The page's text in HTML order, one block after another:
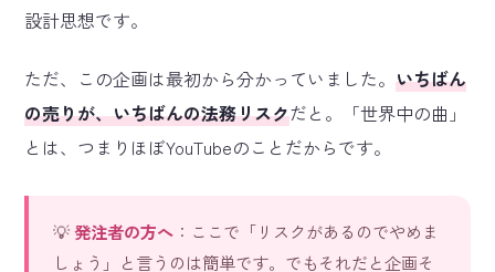
設計思想です。
ただ、この企画は最初から分かっていました。 いちばん
の売りが、いちばんの法務リスクだと。「世界中の曲」
とは、つまりほぼYouTubeのことだからです。
💡発注者の方へ ：ここで「リスクがあるのでやめま
しょう」と言うのは簡単です。でもそれだと企画そ